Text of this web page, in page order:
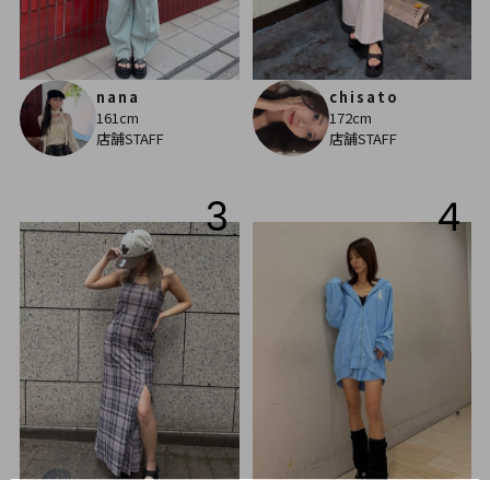
nana
161cm
店舗STAFF
chisato
172cm
店舗STAFF
3 4